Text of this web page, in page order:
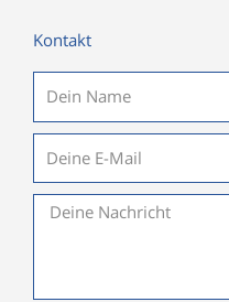
Kontakt
Name
Nachricht